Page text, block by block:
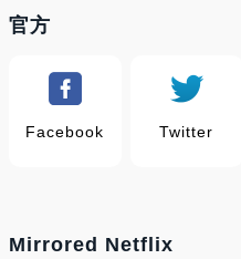
官方
Facebook Twitter
Mirrored Netflix